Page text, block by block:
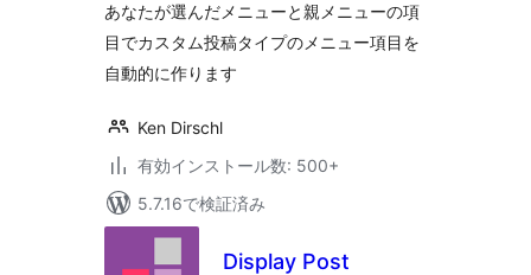
あなたが選んだメニューと親メニューの項
目でカスタム投稿タイプのメニュー項目を
自動的に作ります
Ken Dirschl
有効インストール数: 500+
5.7.16で検証済み
Display Post